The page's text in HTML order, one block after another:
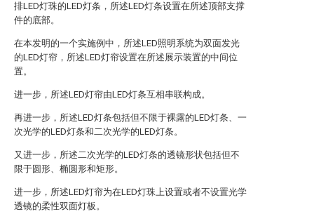
排LED灯珠的LED灯条，所述LED灯条设置在所述顶部支撑
件的底部。
在本发明的一个实施例中，所述LED照明系统为双面发光
的LED灯帘，所述LED灯帘设置在所述展示装置的中间位
置。
进一步，所述LED灯帘由LED灯条互相串联构成。
再进一步，所述LED灯条包括但不限于裸露的LED灯条、一
次光学的LED灯条和二次光学的LED灯条。
又进一步，所述二次光学的LED灯条的透镜形状包括但不
限于圆形、椭圆形和矩形。
进一步，所述LED灯帘为在LED灯珠上设置或者不设置光学
透镜的柔性双面灯板。